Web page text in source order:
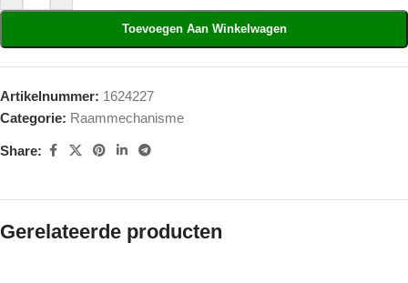
Toevoegen Aan Winkelwagen
Artikelnummer: 1624227
Categorie: Raammechanisme
Share:
Gerelateerde producten